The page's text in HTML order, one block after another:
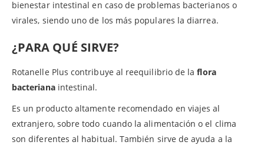
bienestar intestinal en caso de problemas bacterianos o
virales, siendo uno de los más populares la diarrea.
¿PARA QUÉ SIRVE?
Rotanelle Plus contribuye al reequilibrio de laflora
bacterianaintestinal.
Es un producto altamente recomendado en viajes al
extranjero, sobre todo cuando la alimentación o el clima
son diferentes al habitual. También sirve de ayuda a la